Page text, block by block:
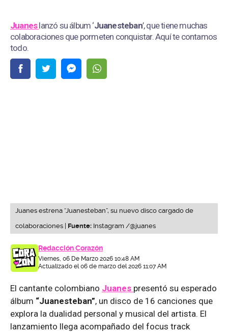
Juaneslanzó su álbum ‘Juanesteban’, que tiene muchas
colaboraciones que pormeten conquistar. Aquí te contamos
todo.
Juanes estrena “Juanesteban”, su nuevo disco cargado de
colaboraciones | Fuente: Instagram /@juanes
Redacción Corazón
Viernes, 06 De Marzo 2026 10:48 AM
Actualizado el 06 de marzo del 2026 11:07 AM
El cantante colombiano Juanes presentó su esperado
álbum “Juanesteban”, un disco de 16 canciones que
explora la dualidad personal y musical del artista. El
lanzamiento llega acompañado del focus track